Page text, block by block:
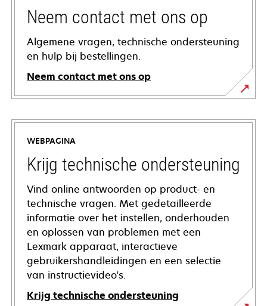
Neem contact met ons op
Algemene vragen, technische ondersteuning
en hulp bij bestellingen.
Neem contact met ons op
WEBPAGINA
Krijg technische ondersteuning
Vind online antwoorden op product- en
technische vragen. Met gedetailleerde
informatie over het instellen, onderhouden
en oplossen van problemen met een
Lexmark apparaat, interactieve
gebruikershandleidingen en een selectie
van instructievideo's.
Krijg technische ondersteuning